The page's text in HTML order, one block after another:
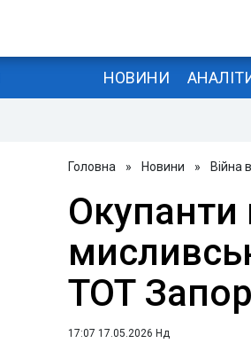
НОВИНИ
Головна » Новини » Війна
Окупанти
ТОТ
17:07 17.05.2026 Нд